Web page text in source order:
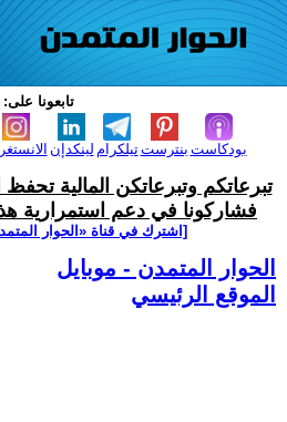
تابعونا على:
لينكدإن تيلكرامبنترست بودكاست
تبرعاتكم وتبرعاتكن المالية تحفظ
فشاركونا في دعم استمرارية
[اشترك في قناة ‫«الحوار
الحوار المتمدن - موبايل
الموقع الرئيسي